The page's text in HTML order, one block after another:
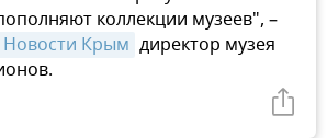
коллекции музеев", –
Крым директор музея